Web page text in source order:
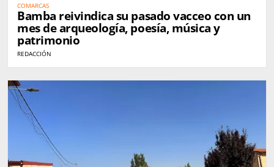
COMARCAS
Bamba reivindica su pasado vacceo con un
mes de arqueología, poesía, música y
patrimonio
REDACCIÓN